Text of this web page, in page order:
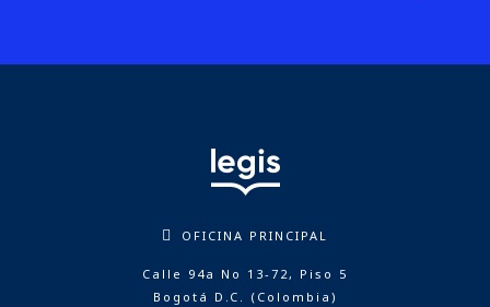
OFICINA PRINCIPAL
Calle 94a No 13-72, Piso 5
Bogotá D.C. (Colombia)